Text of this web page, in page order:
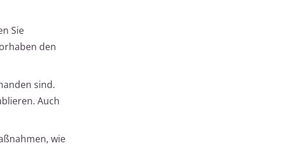
Sie
den
sind.
Auch
wie